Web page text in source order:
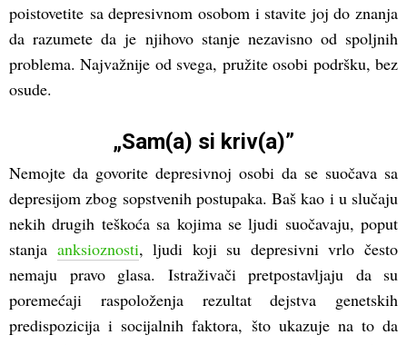
poistovetite sa depresivnom osobom i stavite joj do znanja
da razumete da je njihovo stanje nezavisno od spoljnih
problema. Najvažnije od svega, pružite osobi podršku, bez
osude.
„Sam(a) si kriv(a)”
Nemojte da govorite depresivnoj osobi da se suočava sa
depresijom zbog sopstvenih postupaka. Baš kao i u slučaju
nekih drugih teškoća sa kojima se ljudi suočavaju, poput
stanja anksioznosti, ljudi koji su depresivni vrlo često
nemaju pravo glasa. Istraživači pretpostavljaju da su
poremećaji raspoloženja rezultat dejstva genetskih
predispozicija i socijalnih faktora, što ukazuje na to da